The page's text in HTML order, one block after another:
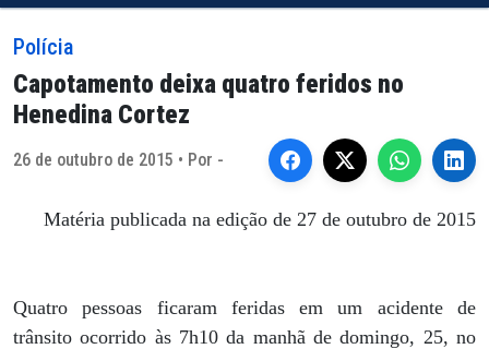
Polícia
Capotamento deixa quatro feridos no
Henedina Cortez
26 de outubro de 2015 • Por -
Matéria publicada na edição de 27 de outubro de 2015
Quatro pessoas ficaram feridas em um acidente de
trânsito ocorrido às 7h10 da manhã de domingo, 25, no